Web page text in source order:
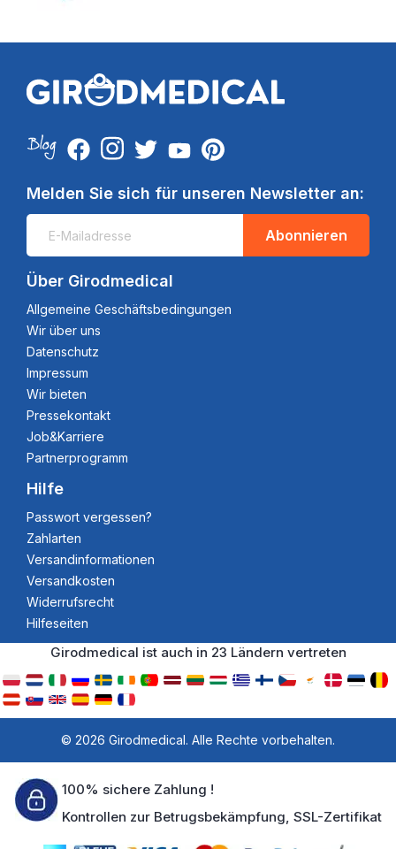
Melden Sie sich für unseren Newsletter an:
Abonnieren
Über Girodmedical
Allgemeine Geschäftsbedingungen
Wir über uns
Datenschutz
Impressum
Wir bieten
Pressekontakt
Job&Karriere
Partnerprogramm
Hilfe
Passwort vergessen?
Zahlarten
Versandinformationen
Versandkosten
Widerrufsrecht
Hilfeseiten
Girodmedical ist auch in 23 Ländern vertreten
© 2026 Girodmedical. Alle Rechte vorbehalten.
100% sichere Zahlung !
Kontrollen zur Betrugsbekämpfung, SSL-Zertifikat